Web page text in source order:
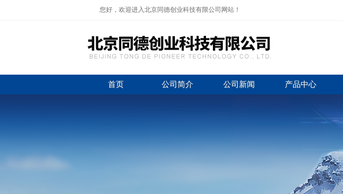
您好，欢迎进入北京同德创业科技有限公司网站！
首页 公司简介 公司新闻 产品中心